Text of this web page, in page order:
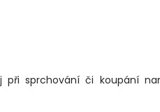
sprchování či koupání